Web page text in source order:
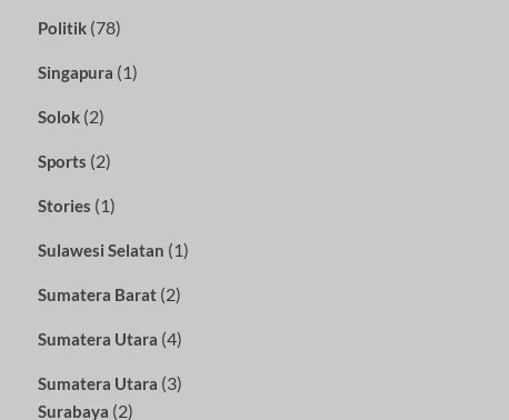
Politik(78)
Singapura (1)
Solok(2)
Sports (2)
Stories (1)
Sulawesi Selatan (1)
Sumatera Barat(2)
Sumatera Utara (4)
Sumatera Utara (3)
Surabaya (2)